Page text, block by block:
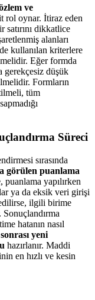
ve
rol oynar. İtiraz eden
dikkatlice
alanları
kullanılan kriterlere
Eğer formda
gerekçesiz düşük
Formların
tüm
Süreci
sırasında
görülen puanlama
puanlama yapılırken
ya da eksik veri girişi
edilirse, ilgili birime
hatanın nasıl
yeni
hazırlanır. Maddi
en hızlı ve kesin